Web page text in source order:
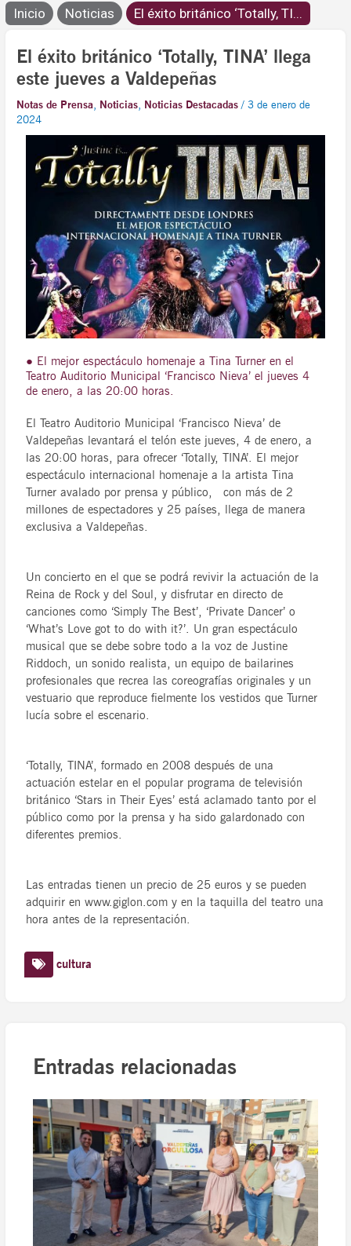
Inicio Noticias El éxito británico ‘Totally, TI...
El éxito británico ‘Totally, TINA’ llega
este jueves a Valdepeñas
Notas de Prensa, Noticias, Noticias Destacadas /3 de enero de
2024
● El mejor espectáculo homenaje a Tina Turner en el
Teatro Auditorio Municipal ‘Francisco Nieva’ el jueves 4
de enero, a las 20:00 horas.
El Teatro Auditorio Municipal ‘Francisco Nieva’ de
Valdepeñas levantará el telón este jueves, 4 de enero, a
las 20:00 horas, para ofrecer ‘Totally, TINA’. El mejor
espectáculo internacional homenaje a la artista Tina
Turner avalado por prensa y público, con más de 2
millones de espectadores y 25 países, llega de manera
exclusiva a Valdepeñas.
Un concierto en el que se podrá revivir la actuación de la
Reina de Rock y del Soul, y disfrutar en directo de
canciones como ‘Simply The Best’, ‘Private Dancer’ o
‘What’s Love got to do with it?’. Un gran espectáculo
musical que se debe sobre todo a la voz de Justine
Riddoch, un sonido realista, un equipo de bailarines
profesionales que recrea las coreografías originales y un
vestuario que reproduce fielmente los vestidos que Turner
lucía sobre el escenario.
‘Totally, TINA’, formado en 2008 después de una
actuación estelar en el popular programa de televisión
británico ‘Stars in Their Eyes’ está aclamado tanto por el
público como por la prensa y ha sido galardonado con
diferentes premios.
Las entradas tienen un precio de 25 euros y se pueden
adquirir en www.giglon.com y en la taquilla del teatro una
hora antes de la representación.
cultura
Entradas relacionadas